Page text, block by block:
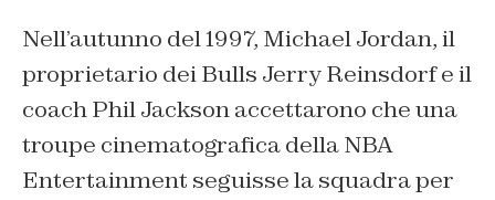
Nell’autunno del 1997, Michael Jordan, il
proprietario dei Bulls Jerry Reinsdorf e il
coach Phil Jackson accettarono che una
troupe cinematografica della NBA
Entertainment seguisse la squadra per